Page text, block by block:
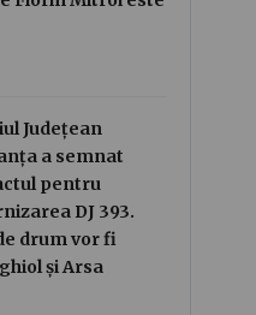
Județean
a semnat
pentru
DJ 393.
drum vor fi
și Arsa